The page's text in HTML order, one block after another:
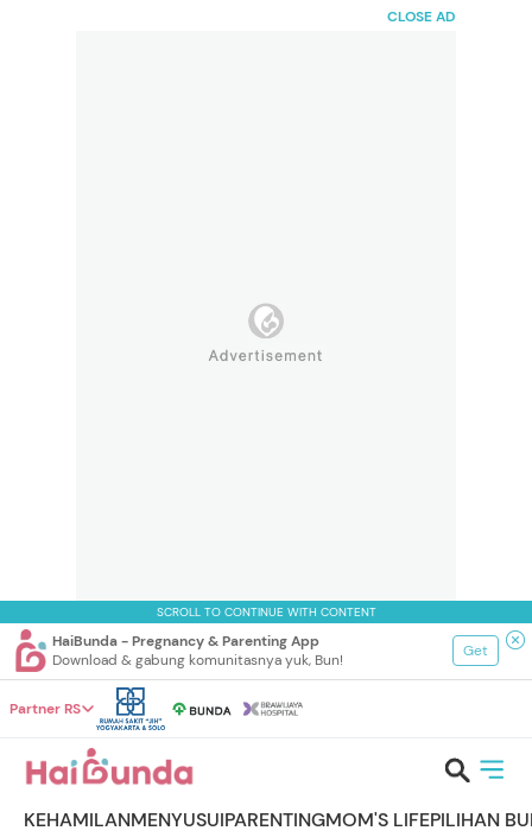
CLOSE AD
SCROLL TO CONTINUE WITH CONTENT
HaiBunda - Pregnancy & Parenting App
Download & gabung komunitasnya yuk, Bun!
Get
Partner RS
KEHAMILANMENYUSUIPARENTINGMOM'S LIFEPILIHAN